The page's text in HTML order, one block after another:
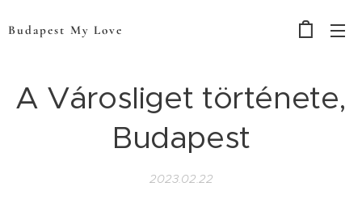
Budapest My Love
A Városliget története,
Budapest
2023.02.22